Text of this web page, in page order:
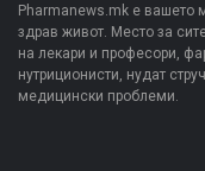
Pharmanews.mk е вашето
здрав живот. Место за
на лекари и професори,
нутриционисти, нудат
медицински проблеми.